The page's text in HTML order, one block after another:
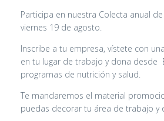
Participa en nuestra Colecta anual de
viernes 19 de agosto.
Inscribe a tu empresa, vístete con
en tu lugar de trabajo y dona desde
programas de nutrición y salud.
Te mandaremos el material
puedas decorar tu área de trabajo y